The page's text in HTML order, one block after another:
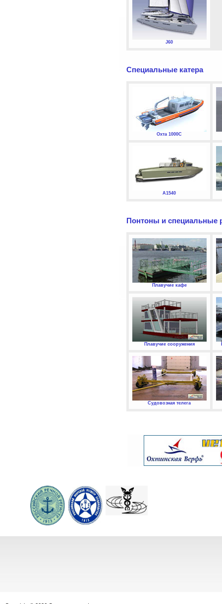
J60
Специальные катера
Охта 1000С
А1540
Понтоны и специальные
Плавучие кафе
Плавучие сооружения
Судовозная телега